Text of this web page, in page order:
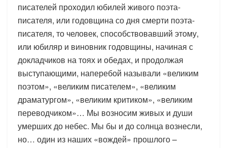
писателей проходил юбилей живого поэта-
писателя, или годовщина со дня смерти поэта-
писателя, то человек, способствовавший этому,
или юбиляр и виновник годовщины, начиная с
докладчиков на тоях и обедах, и продолжая
выступающими, наперебой называли «великим
поэтом», «великим писателем», «великим
драматургом», «великим критиком», «великим
переводчиком»… Мы возносим живых и души
умерших до небес. Мы бы и до солнца вознесли,
но… один из наших «вождей» прошлого –